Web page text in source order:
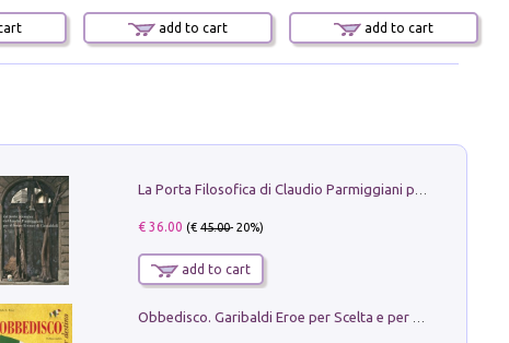
add to cart add to cart
€ 36.00 (€45.00- 20%)
add to cart